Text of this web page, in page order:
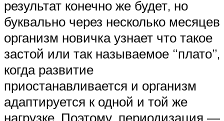
результат конечно же будет, но
буквально через несколько месяцев
организм новичка узнает что такое
застой или так называемое “плато”,
когда развитие
приостанавливается и организм
адаптируется к одной и той же
нагрузке. Поэтому, периодизация —